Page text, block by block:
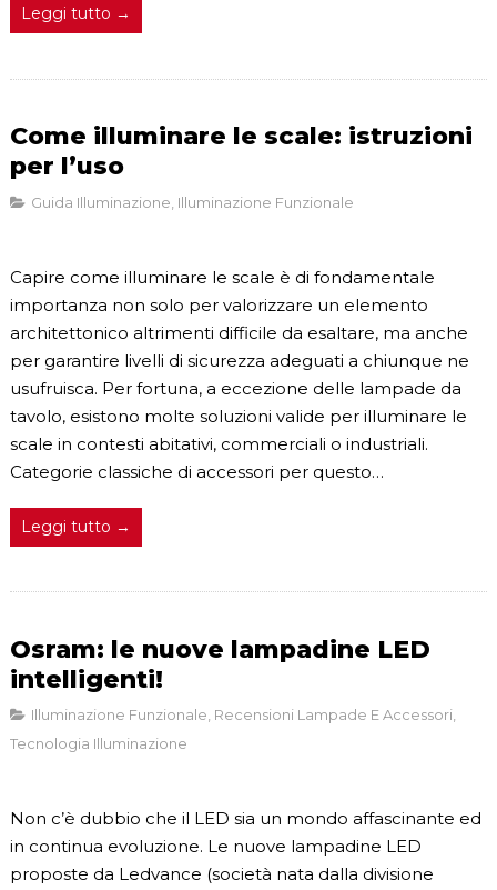
Leggi tutto →
Come illuminare le scale: istruzioni
per l’uso
Guida Illuminazione Illuminazione Funzionale
Capire come illuminare le scale è di fondamentale
importanza non solo per valorizzare un elemento
architettonico altrimenti difficile da esaltare, ma anche
per garantire livelli di sicurezza adeguati a chiunque ne
usufruisca. Per fortuna, a eccezione delle lampade da
tavolo, esistono molte soluzioni valide per illuminare le
scale in contesti abitativi, commerciali o industriali.
Categorie classiche di accessori per questo…
Leggi tutto →
Osram: le nuove lampadine LED
intelligenti!
Illuminazione Funzionale, Recensioni Lampade E Accessori,
Tecnologia Illuminazione
Non c’è dubbio che il LED sia un mondo affascinante ed
in continua evoluzione. Le nuove lampadine LED
proposte da Ledvance (società nata dalla divisione